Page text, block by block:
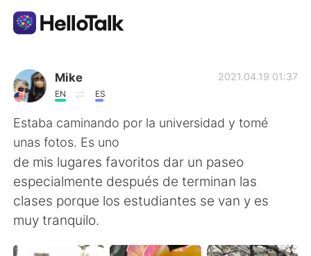
언어 교환 앱
AI Grammar Checker
한국어
English 简体中文
Español
Mike
EN ES
2021.04.19 01:37
Estaba caminando por la universidad y tomé
unas fotos. Es uno
de mis lugares favoritos dar un paseo
especialmente después de terminan las
clases porque los estudiantes se van y es
muy tranquilo.